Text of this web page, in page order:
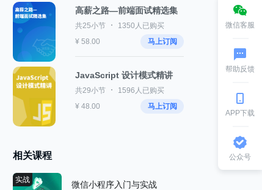
高薪之路—前端面试精选集
共25小节
1350人已购买
¥ 58.00
马上订阅
JavaScript 设计模式精讲
共29小节
1596人已购买
¥ 48.00
马上订阅
相关课程
实战 微信小程序入门与实战
微信客服
帮助反馈
APP下载
公众号